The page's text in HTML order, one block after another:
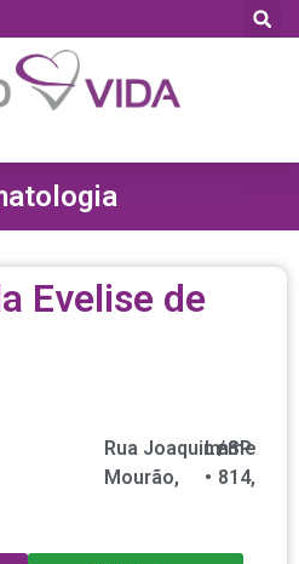
Evelise de
Rua Joaquim
Mourão,
nº
814,
/
Leme
•
SP